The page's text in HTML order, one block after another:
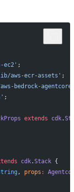
ec2' ;
aws-ecr-assets' ;
bedrock-
;
extends cdk.
cdk.Stack {
, props :